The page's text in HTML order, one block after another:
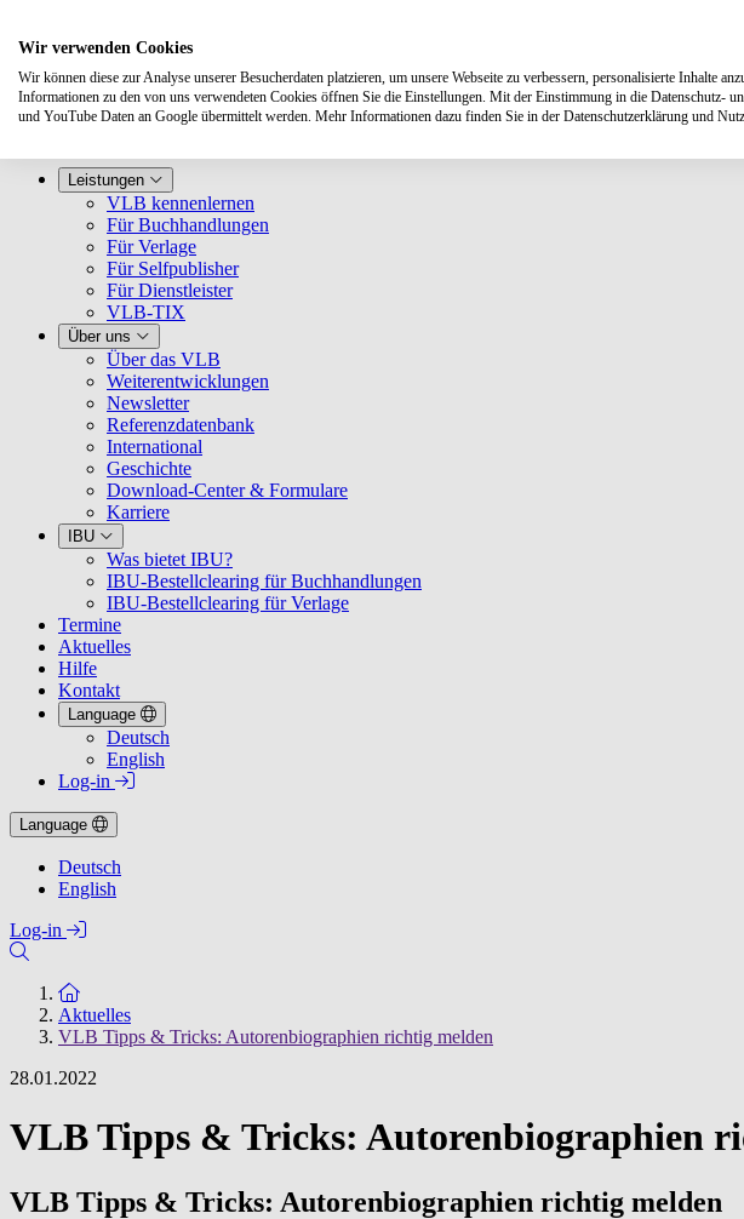
Leistungen
VLB kennenlernen
Für Buchhandlungen
Für Verlage
Für Selfpublisher
Für Dienstleister
VLB-TIX
Über uns
Über das VLB
Weiterentwicklungen
Newsletter
Referenzdatenbank
International
Geschichte
Download-Center & Formulare
Karriere
IBU
Was bietet IBU?
IBU-Bestellclearing für Buchhandlungen
IBU-Bestellclearing für Verlage
Termine
Aktuelles
Hilfe
Kontakt
Language
Deutsch
English
Log-in
Language
Deutsch
English
Log-in
Zur Startseite
Aktuelles
VLB Tipps & Tricks: Autorenbiographien richtig melden
28.01.2022
VLB Tipps & Tricks: Autorenbiographien
VLB Tipps & Tricks: Autorenbiographien richtig melden
Wir verwenden Cookies
Wir können diese zur Analyse unserer Besucherdaten platzieren, um unsere Webseite zu verbessern, personalisierte Inhalte
Informationen zu den von uns verwendeten Cookies öffnen Sie die Einstellungen. Mit der Einstimmung in die Datenschutz-
und YouTube Daten an Google übermittelt werden. Mehr Informationen dazu finden Sie in der Datenschutzerklärung und